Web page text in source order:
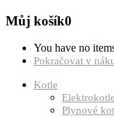
Můj košík0
You have no
Pokračovat v
Kotle
Elektrokotle
Plynové